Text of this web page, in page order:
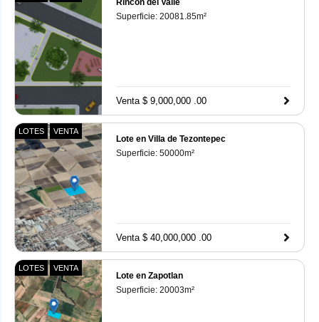
Superficie: 20081.85m²
Venta $ 9,000,000 .00
LOTES VENTA
Lote en Villa de Tezontepec
Superficie: 50000m²
Venta $ 40,000,000 .00
LOTES VENTA
Lote en Zapotlan
Superficie: 20003m²